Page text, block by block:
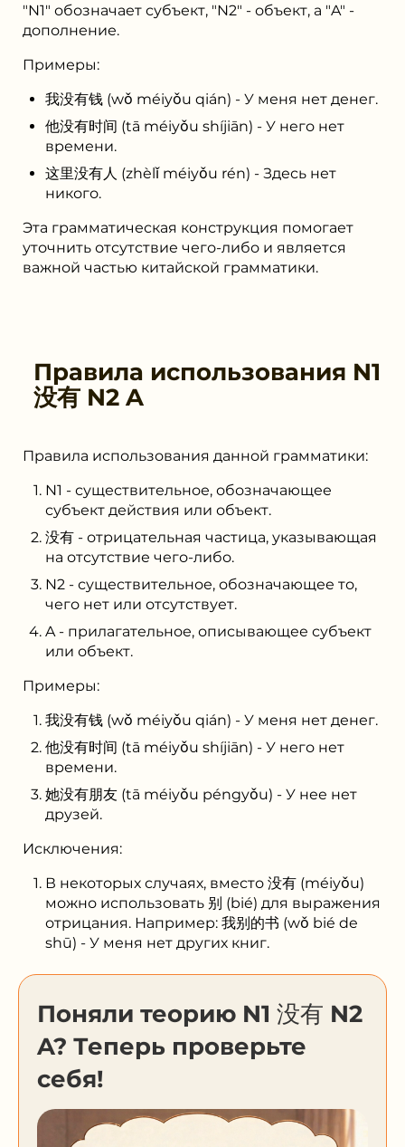
"N1" обозначает субъект, "N2" - объект, а "A" -
дополнение.
Примеры:
我没有钱 (wǒ méiyǒu qián) - У меня нет денег.
他没有时间 (tā méiyǒu shíjiān) - У него нет
времени.
这里没有人 (zhèlǐ méiyǒu rén) - Здесь нет
никого.
Эта грамматическая конструкция помогает
уточнить отсутствие чего-либо и является
важной частью китайской грамматики.
Правила использования N1
没有 N2 A
Правила использования данной грамматики:
N1 - существительное, обозначающее
субъект действия или объект.
没有 - отрицательная частица, указывающая
на отсутствие чего-либо.
N2 - существительное, обозначающее то,
чего нет или отсутствует.
A - прилагательное, описывающее субъект
или объект.
Примеры:
我没有钱 (wǒ méiyǒu qián) - У меня нет денег.
他没有时间 (tā méiyǒu shíjiān) - У него нет
времени.
她没有朋友 (tā méiyǒu péngyǒu) - У нее нет
друзей.
Исключения:
В некоторых случаях, вместо 没有 (méiyǒu)
можно использовать 别 (bié) для выражения
отрицания. Например: 我别的书 (wǒ bié de
shū) - У меня нет других книг.
Поняли теорию N1 没有 N2
A? Теперь проверьте
себя!